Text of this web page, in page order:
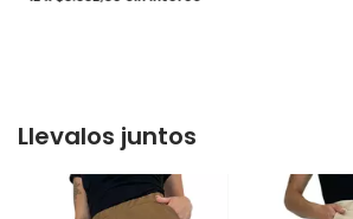
Llevalos juntos